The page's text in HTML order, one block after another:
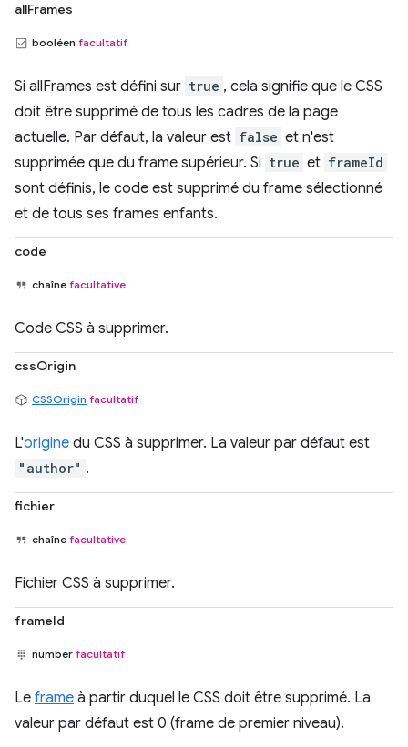
allFrames
booléen facultatif
Si allFrames est défini sur true , cela signifie que le CSS
doit être supprimé de tous les cadres de la page
actuelle. Par défaut, la valeur est false et n'est
supprimée que du frame supérieur. Si true et frameId
sont définis, le code est supprimé du frame sélectionné
et de tous ses frames enfants.
code
chaîne facultative
Code CSS à supprimer.
cssOrigin
CSSOrigin facultatif
L'origine du CSS à supprimer. La valeur par défaut est
"author" .
fichier
chaîne facultative
Fichier CSS à supprimer.
frameId
number facultatif
Le frame à partir duquel le CSS doit être supprimé. La
valeur par défaut est 0 (frame de premier niveau).